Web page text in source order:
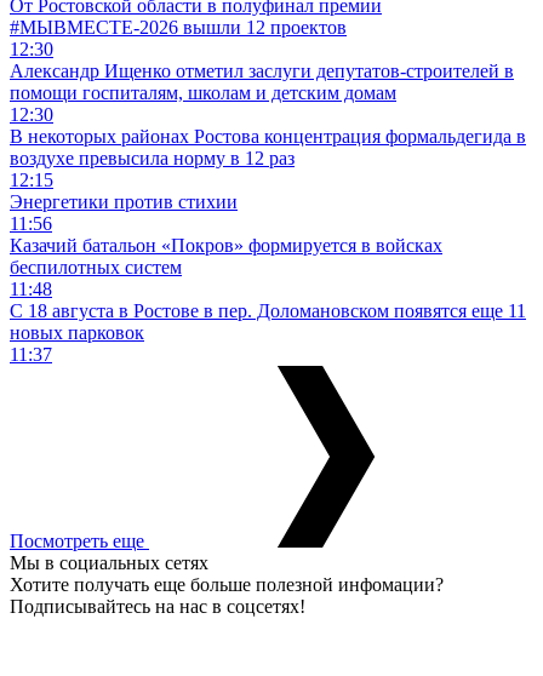
От Ростовской области в полуфинал премии
#МЫВМЕСТЕ-2026 вышли 12 проектов
12:30
Александр Ищенко отметил заслуги депутатов-строителей в
помощи госпиталям, школам и детским домам
12:30
В некоторых районах Ростова концентрация формальдегида в
воздухе превысила норму в 12 раз
12:15
Энергетики против стихии
11:56
Казачий батальон «Покров» формируется в войсках
беспилотных систем
11:48
С 18 августа в Ростове в пер. Доломановском появятся еще 11
новых парковок
11:37
Посмотреть еще
Мы в социальных сетях
Хотите получать еще больше полезной инфомации?
Подписывайтесь на нас в соцсетях!